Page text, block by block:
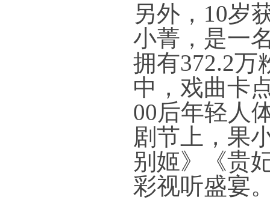
另外，10岁
小菁，是一
拥有372.2万
中，戏曲卡
00后年轻人
剧节上，果
别姬》《贵
彩视听盛宴